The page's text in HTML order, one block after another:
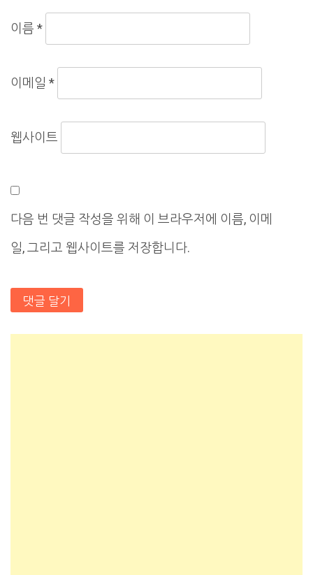
이름 *
이메일 *
웹사이트
다음 번 댓글 작성을 위해 이 브라우저에 이름, 이메
일, 그리고 웹사이트를 저장합니다.